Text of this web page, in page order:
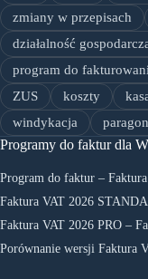
zmiany w przepisach
działalność
program do
ZUS
koszty
windykacja
paragon
Programy do faktur dla
Program do faktur –
Faktura VAT 2026
Faktura VAT 2026 PRO –
Porównanie wersji Faktura